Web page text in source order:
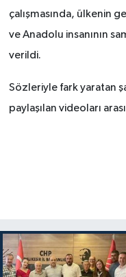
çalışmasında, ülkenin
ve Anadolu insanının
verildi.
Sözleriyle fark yaratan
paylaşılan videoları